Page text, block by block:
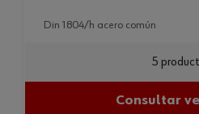
din 1804/h acero común
5
Consultar